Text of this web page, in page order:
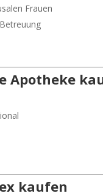
Frauen
Apotheke
kaufen